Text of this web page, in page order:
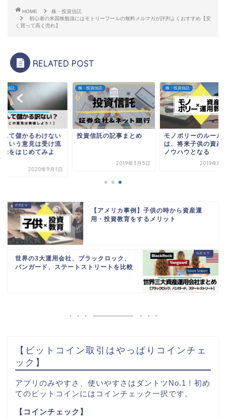
HOME
株・投資信託
初心者の米国株勉強にはモトリーフールの無料メルマガが評判よくおすすめ【安
く買って高く売れ】
RELATED POST
資信託
んて儲かるわけない
という意見は受け流
株をはじめてみよ
2020年9月1日
株・投資信託
投資信託の記事まとめ
2019年3月5日
株・投資信託
モノポリーのルール
は、将来子供の資産
ノウハウとなる
2019年8
【アメリカ事例】子供の時から資産運
用・投資教育をするメリット
世界の3大運用会社、ブラックロック、
バンガード、ステートストリートを比較
【ビットコイン取引はやっぱりコインチェ
ック】
アプリのみやすさ、使いやすさはダントツNo.1！初め
てのビットコインにはコインチェック一択です。
【コインチェック】